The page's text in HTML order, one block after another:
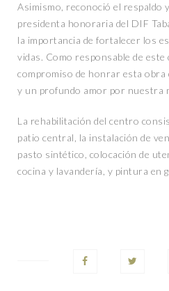
Asimismo, reconoció el respaldo
presidenta honoraria del DIF
la importancia de fortalecer los
vidas. Como responsable de
compromiso de honrar esta
y un profundo amor por nuestra
La rehabilitación del centro
patio central, la instalación de
pasto sintético, colocación de
cocina y lavandería, y pintura en